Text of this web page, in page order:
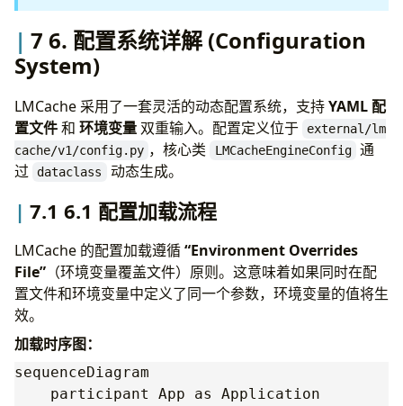
7 6. 配置系统详解 (Configuration
System)
LMCache 采用了一套灵活的动态配置系统，支持YAML 配
置文件和 环境变量 双重输入。配置定义位于
external/lm
cache/v1/config.py ，核心类 LMCacheEngineConfig 通
过 dataclass 动态生成。
7.1 6.1 配置加载流程
LMCache 的配置加载遵循“Environment Overrides
File” （环境变量覆盖文件）原则。这意味着如果同时在配
置文件和环境变量中定义了同一个参数，环境变量的值将生
效。
加载时序图：
sequenceDiagram
    participant App as Application